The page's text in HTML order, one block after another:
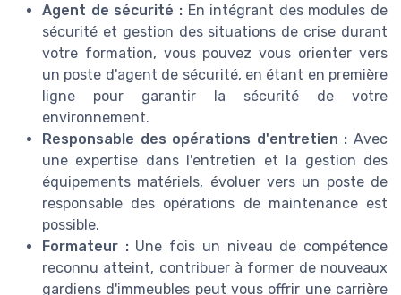
Agent de sécurité :En intégrant des modules de
sécurité et gestion des situations de crise durant
votre formation, vous pouvez vous orienter vers
un poste d'agent de sécurité, en étant en première
ligne pour garantir la sécurité de votre
environnement.
Responsable des opérations d'entretien : Avec
une expertise dans l'entretien et la gestion des
équipements matériels, évoluer vers un poste de
responsable des opérations de maintenance est
possible.
Formateur :Une fois un niveau de compétence
reconnu atteint, contribuer à former de nouveaux
gardiens d'immeubles peut vous offrir une carrière